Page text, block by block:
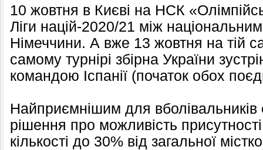
10 жовтня в Києві на НСК
Ліги націй-2020/21 між
Німеччини. А вже 13 жовтня на тій
самому турнірі збірна України
командою Іспанії (початок обох
Найприємнішим для
рішення про можливість присутності
кількості до 30% від загальної